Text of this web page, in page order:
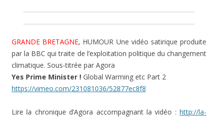
GRANDE BRETAGNE, HUMOUR Une vidéo satirique produite
par la BBC qui traite de l’exploitation politique du changement
climatique. Sous-titrée par Agora
Yes Prime Minister ! Global Warming etc Part 2
https://vimeo.com/231081036/52877ec8f8
Lire la chronique d’Agora accompagnant la vidéo : http://la-